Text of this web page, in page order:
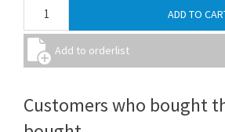
Customers who bought